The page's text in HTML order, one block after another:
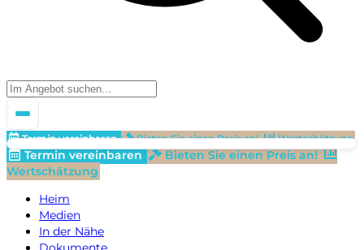
Termin vereinbaren Bieten Sie einen Preis an! Wertschätzung
Termin vereinbaren
Bieten Sie einen Preis an!
Wertschätzung
Heim
Medien
In der Nähe